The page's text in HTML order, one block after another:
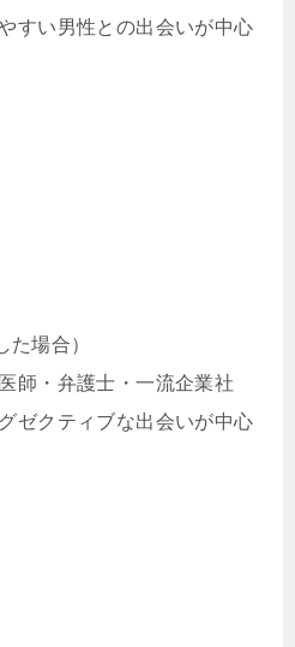
すい男性との出会いが中心
場合）
師・弁護士・一流企業社
ゼクティブな出会いが中心